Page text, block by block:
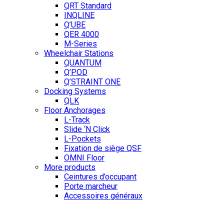
QRT Standard
INQLINE
Q’UBE
QER 4000
M-Series
Wheelchair Stations
QUANTUM
Q’POD
Q’STRAINT ONE
Docking Systems
QLK
Floor Anchorages
L-Track
Slide ‘N Click
L-Pockets
Fixation de siège QSF
OMNI Floor
More products
Ceintures d’occupant
Porte marcheur
Accessoires généraux